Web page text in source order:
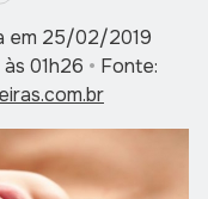
em 25/02/2019
01h26 • Fonte: